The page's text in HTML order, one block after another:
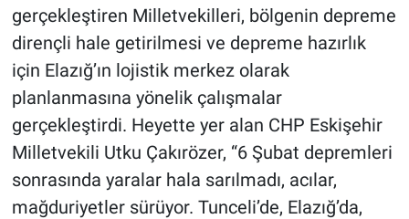
gerçekleştiren Milletvekilleri, bölgenin depreme
dirençli hale getirilmesi ve depreme hazırlık
için Elazığ’ın lojistik merkez olarak
planlanmasına yönelik çalışmalar
gerçekleştirdi. Heyette yer alan CHP Eskişehir
Milletvekili Utku Çakırözer, “6 Şubat depremleri
sonrasında yaralar hala sarılmadı, acılar,
mağduriyetler sürüyor. Tunceli’de, Elazığ’da,